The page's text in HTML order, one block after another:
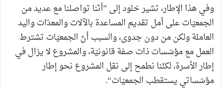
وفي هذا الإطار، تشير خلود إلى ”أنّنا تواصلنا مع عديد من
الجمعيّات على أمل تقديم المساعدة بالآلات والمعدّات واليد
العاملة ولكن من دون جدوى، والسبب أنّ الجمعيّات تشترط
العمل مع مؤسّسات ذات صفة قانونيّة، والمشروع لا يزال في
إطار الأسرة، لكنّنا نطمح إلى نقل المشروع نحو إطار
مؤسّساتي يستقطب الجمعيّات“.